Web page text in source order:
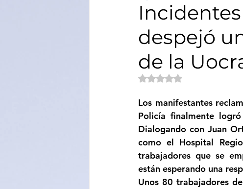
Medio ambiente Turismo
Sociedad Educación
Categoría sin título Calilegua
despejó
de la
Obtuvo NaN de 5 estrellas.
Los manifestantes
Policía finalmente
Dialogando con Juan
como el Hospital
trabajadores que se
están esperando una
Unos 80 trabajadores